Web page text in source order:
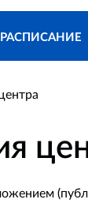
РАСПИСАНИЕ